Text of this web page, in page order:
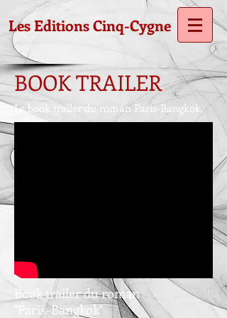
Les Editions Cinq-Cygne
BOOK TRAILER
Le book trailer du roman Paris-Bangkok.
Book trailer du roman
"Paris-Bangkok"